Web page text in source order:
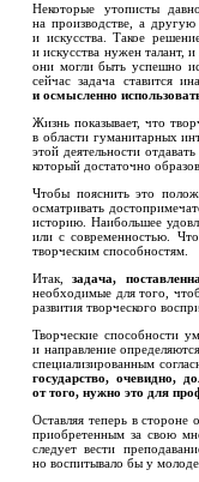
Некоторые утописты
на производстве, а другую
и искусства. Такое
и искусства нужен талант,
они могли быть успешно
сейчас задача ставится
и осмысленно
Жизнь показывает, что
в области гуманитарных
этой деятельности
который достаточно
Чтобы пояснить это
осматривать
историю. Наибольшее
или с современностью.
творческим способностям.
Итак,задача,
необходимые для того,
развития творческого
Творческие способности
и направление
специализированным
государство, очевидно,
от того, нужно это для
Оставляя теперь в
приобретенным за свою
следует вести
но воспитывало бы у